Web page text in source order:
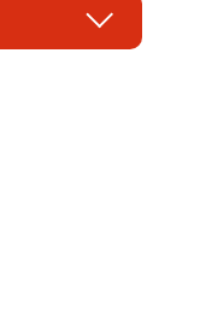
も知らない、自分
てほしい」との思